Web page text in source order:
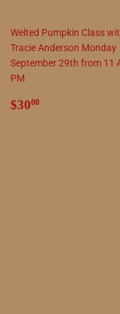
Welted Pumpkin Class
Tracie Anderson Monday
September 29th from 11
PM
सामान्य
$3000